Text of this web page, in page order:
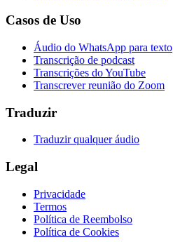
Casos de Uso
Áudio do WhatsApp para texto
Transcrição de podcast
Transcrições do YouTube
Transcrever reunião do Zoom
Traduzir
Traduzir qualquer áudio
Legal
Privacidade
Termos
Política de Reembolso
Política de Cookies